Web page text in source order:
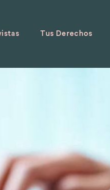
Tus Derechos